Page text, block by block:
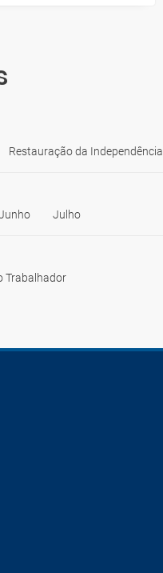
Restauração da Independência
Julho
Trabalhador